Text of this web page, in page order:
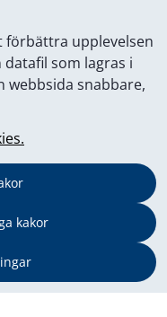
förbättra upplevelsen
datafil som lagras i
webbsida snabbare,
kakor